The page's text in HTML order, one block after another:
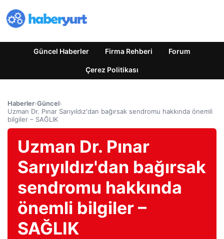
Güncel Haberler Firma Rehberi Forum
Çerez Politikası
Haberler›Güncel›
Uzman Dr. Pınar Sarıyıldız'dan bağırsak sendromu hakkında önemli
bilgiler – SAĞLIK
Uzman Dr. Pınar
Sarıyıldız'dan bağırsak
sendromu hakkında
önemli bilgiler –
SAĞLIK